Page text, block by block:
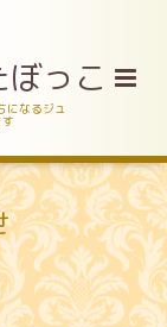
っこ
になるジュ